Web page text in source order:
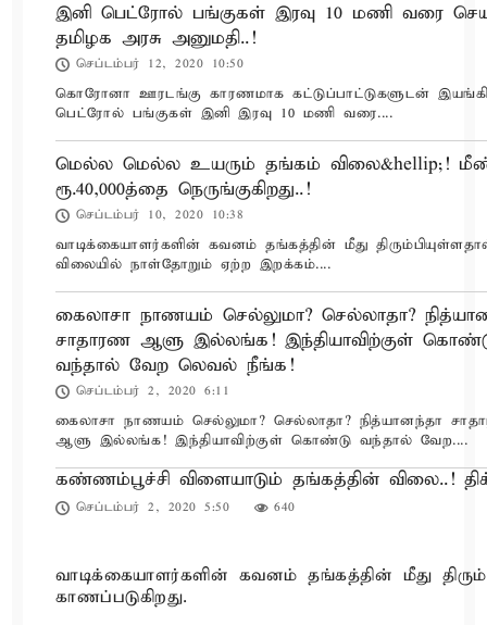
இனி பெட்ரோல் பங்குகள் இரவு 10 மணி வரை
தமிழக அரசு அனுமதி..!
செப்டம்பர் 12, 2020 10:50
கொரோனா ஊரடங்கு காரணமாக கட்டுப்பாட்டுகளுடன்
பெட்ரோல் பங்குகள் இனி இரவு 10 மணி வரை....
மெல்ல மெல்ல உயரும் தங்கம் விலை&hellip;!
ரூ.40,000த்தை நெருங்குகிறது..!
செப்டம்பர் 10, 2020 10:38
வாடிக்கையாளர்களின் கவனம் தங்கத்தின் மீது
விலையில் நாள்தோறும் ஏற்ற இறக்கம்....
கைலாசா நாணயம் செல்லுமா? செல்லாதா?
சாதாரண ஆளு இல்லங்க! இந்தியாவிற்குள்
வந்தால் வேற லெவல் நீங்க!
செப்டம்பர் 2, 2020 6:11
கைலாசா நாணயம் செல்லுமா? செல்லாதா? நித்யானந்தா
ஆளு இல்லங்க! இந்தியாவிற்குள் கொண்டு வந்தால் வேற....
கண்ணம்பூச்சி விளையாடும் தங்கத்தின் விலை..!
செப்டம்பர் 2, 2020 5:50 640
வாடிக்கையாளர்களின் கவனம் தங்கத்தின் மீது
காணப்படுகிறது.